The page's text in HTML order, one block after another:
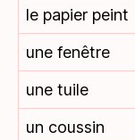
le papier peint
une fenêtre
une tuile
un coussin